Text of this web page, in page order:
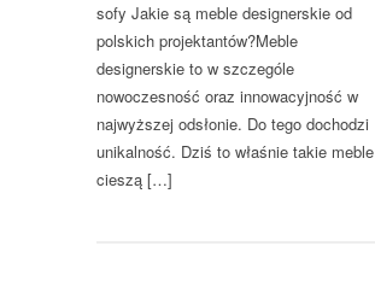
sofy Jakie są meble designerskie od
polskich projektantów?Meble
designerskie to w szczególe
nowoczesność oraz innowacyjność w
najwyższej odsłonie. Do tego dochodzi
unikalność. Dziś to właśnie takie meble
cieszą […]